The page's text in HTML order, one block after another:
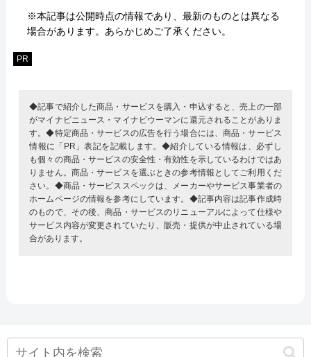
※本記事は公開時点の情報であり、最新のものとは異なる
場合があります。あらかじめご了承ください。
PR
◆記事で紹介した商品・サービスを購入・申込すると、売上の一部
がマイナビニュース・マイナビウーマンに還元されることがありま
す。◆特定商品・サービスの広告を行う場合には、商品・サービス
情報に「PR」表記を記載します。◆紹介している情報は、必ずし
も個々の商品・サービスの安全性・有効性を示しているわけではあ
りません。商品・サービスを選ぶときの参考情報としてご利用くだ
さい。◆商品・サービススペックは、メーカーやサービス事業者の
ホームページの情報を参考にしています。◆記事内容は記事作成時
のもので、その後、商品・サービスのリニューアルによって仕様や
サービス内容が変更されていたり、販売・提供が中止されている場
合があります。